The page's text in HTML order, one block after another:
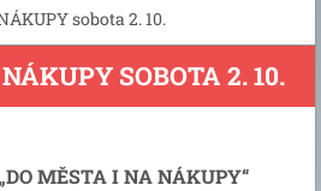
sobota 2. 10.
SOBOTA 2. 10.
MĚSTA I NA NÁKUPY“